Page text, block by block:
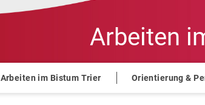
Arbeiten
Arbeiten im Bistum Trier Orientierung &